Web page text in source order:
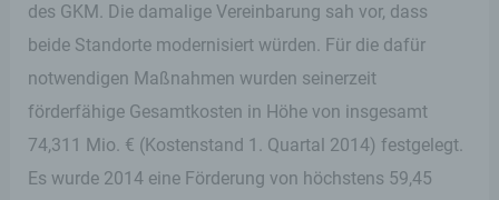
des GKM. Die damalige Vereinbarung sah vor, dass
beide Standorte modernisiert würden. Für die dafür
notwendigen Maßnahmen wurden seinerzeit
förderfähige Gesamtkosten in Höhe von insgesamt
74,311 Mio. € (Kostenstand 1. Quartal 2014) festgelegt.
Es wurde 2014 eine Förderung von höchstens 59,45
abspeichert. Cookies sind Textdateien, welche
über einen Internetbrowser auf einem
werden. Sie können die Verwendung von Cookies,
LocalStorage und SessionStorage durch
entsprechende Einstellung in Ihrem Browser
verhindern.